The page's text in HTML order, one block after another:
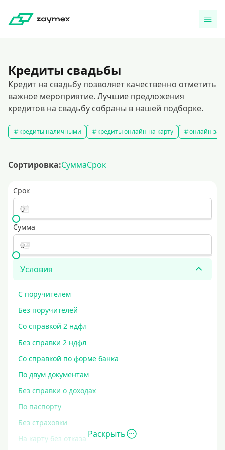
Кредиты свадьбы
Кредит на свадьбу позволяет качественно отметить
важное мероприятие. Лучшие предложения
кредитов на свадьбу собраны в нашей подборке.
кредиты наличными кредиты онлайн на карту онлайн
Сортировка:СуммаСрок
Срок
Сумма
Условия
С поручителем
Без поручителей
Со справкой 2 ндфл
Без справки 2 ндфл
Со справкой по форме банка
По двум документам
Без справки о доходах
По паспорту
Без страховки
На карту без отказа Раскрыть